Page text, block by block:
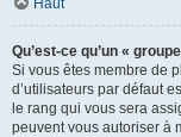
Haut
Qu’est-ce qu’un «
Si vous êtes membre de
d’utilisateurs par défaut
le rang qui vous sera
peuvent vous autoriser à